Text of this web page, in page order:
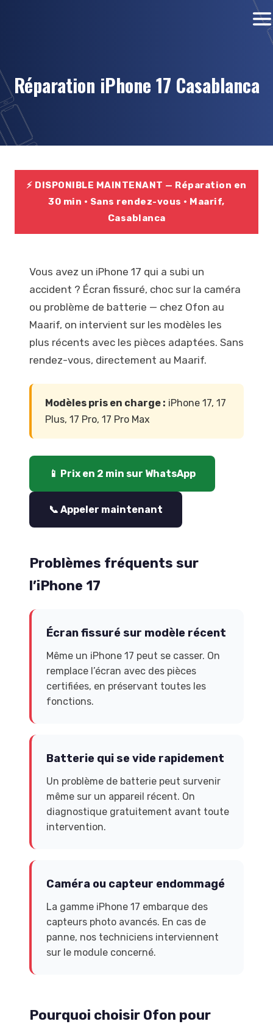
Réparation iPhone 17 Casablanca
⚡ DISPONIBLE MAINTENANT — Réparation en
30 min · Sans rendez-vous · Maarif,
Casablanca
Vous avez un iPhone 17 qui a subi un
accident ? Écran fissuré, choc sur la caméra
ou problème de batterie — chez Ofon au
Maarif, on intervient sur les modèles les
plus récents avec les pièces adaptées. Sans
rendez-vous, directement au Maarif.
Modèles pris en charge : iPhone 17, 17
Plus, 17 Pro, 17 Pro Max
📱 Prix en 2 min sur WhatsApp
📞 Appeler maintenant
Problèmes fréquents sur
l’iPhone 17
Écran fissuré sur modèle récent
Même un iPhone 17 peut se casser. On
remplace l’écran avec des pièces
certifiées, en préservant toutes les
fonctions.
Batterie qui se vide rapidement
Un problème de batterie peut survenir
même sur un appareil récent. On
diagnostique gratuitement avant toute
intervention.
Caméra ou capteur endommagé
La gamme iPhone 17 embarque des
capteurs photo avancés. En cas de
panne, nos techniciens interviennent
sur le module concerné.
Pourquoi choisir Ofon pour